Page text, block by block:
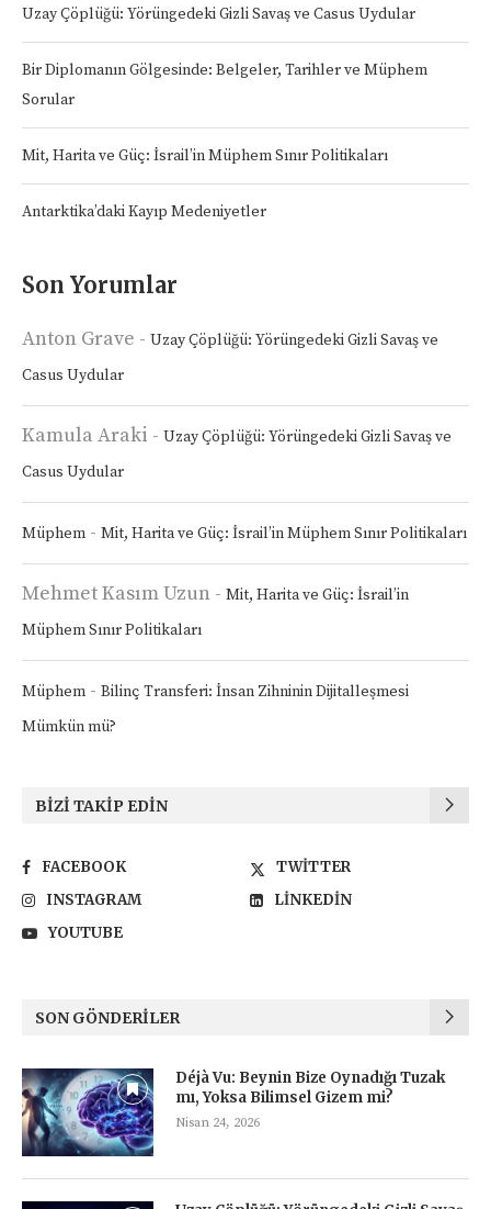
Uzay Çöplüğü: Yörüngedeki Gizli Savaş ve Casus Uydular
Bir Diplomanın Gölgesinde: Belgeler, Tarihler ve Müphem
Sorular
Mit, Harita ve Güç: İsrail’in Müphem Sınır Politikaları
Antarktika’daki Kayıp Medeniyetler
Son Yorumlar
Anton Grave - Uzay Çöplüğü: Yörüngedeki Gizli Savaş ve
Casus Uydular
Kamula Araki - Uzay Çöplüğü: Yörüngedeki Gizli Savaş ve
Casus Uydular
Müphem - Mit, Harita ve Güç: İsrail’in Müphem Sınır Politikaları
Mehmet Kasım Uzun - Mit, Harita ve Güç: İsrail’in
Müphem Sınır Politikaları
Müphem - Bilinç Transferi: İnsan Zihninin Dijitalleşmesi
Mümkün mü?
BIZI TAKIP EDIN
FACEBOOK
TWITTER
INSTAGRAM
LINKEDIN
YOUTUBE
SON GÖNDERILER
Déjà Vu: Beynin Bize Oynadığı Tuzak
mı, Yoksa Bilimsel Gizem mi?
Nisan 24, 2026